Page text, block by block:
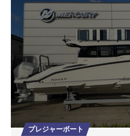
プレジャーボート